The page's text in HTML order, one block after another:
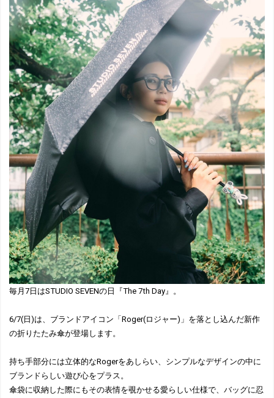
毎月7日はSTUDIO SEVENの日『The 7th Day』。
6/7(日)は、ブランドアイコン「Roger(ロジャー)」を落とし込んだ新作
の折りたたみ傘が登場します。
持ち手部分には立体的なRogerをあしらい、シンプルなデザインの中に
ブランドらしい遊び心をプラス。
傘袋に収納した際にもその表情を覗かせる愛らしい仕様で、バッグに忍